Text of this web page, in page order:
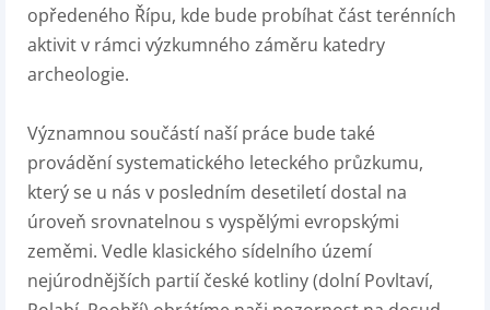
opředeného Řípu, kde bude probíhat část terénních
aktivit v rámci výzkumného záměru katedry
archeologie.
Významnou součástí naší práce bude také
provádění systematického leteckého průzkumu,
který se u nás v posledním desetiletí dostal na
úroveň srovnatelnou s vyspělými evropskými
zeměmi. Vedle klasického sídelního území
nejúrodnějších partií české kotliny (dolní Povltaví,